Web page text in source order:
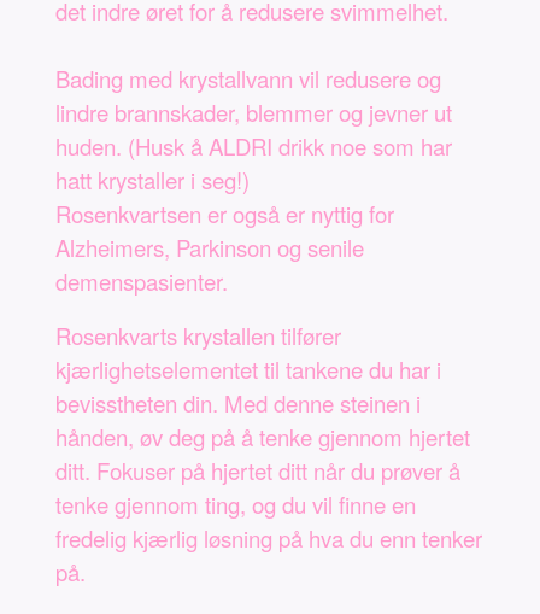
det indre øret for å redusere svimmelhet.
Bading med krystallvann vil redusere og
lindre brannskader, blemmer og jevner ut
huden. (Husk å ALDRI drikk noe som har
hatt krystaller i seg!)
Rosenkvartsen er også er nyttig for
Alzheimers, Parkinson og senile
demenspasienter.
Rosenkvarts krystallen tilfører
kjærlighetselementet til tankene du har i
bevisstheten din. Med denne steinen i
hånden, øv deg på å tenke gjennom hjertet
ditt. Fokuser på hjertet ditt når du prøver å
tenke gjennom ting, og du vil finne en
fredelig kjærlig løsning på hva du enn tenker
på.